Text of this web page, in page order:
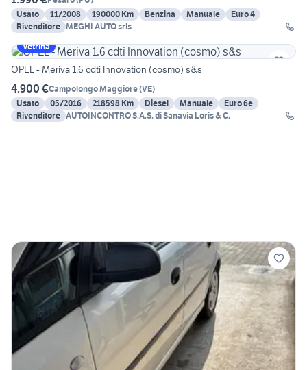
Usato
11/2008 190000 Km Benzina Manuale
Euro 4
Rivenditore MEGHI AUTO srls
Vetrina
OPEL - Meriva 1.6 cdti Innovation (cosmo) s&s
4.900 €Campolongo Maggiore(VE)
Usato
05/2016 218598 Km Diesel Manuale
Euro 6e
Rivenditore AUTOINCONTRO S.A.S. di Sanavia Loris & C.